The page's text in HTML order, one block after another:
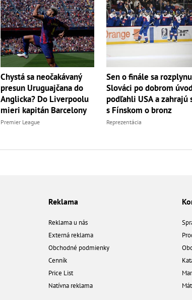
Chystá sa neočakávaný
presun Uruguajčana do
Anglicka? Do Liverpoolu
mieri kapitán Barcelony
Premier League
Sen o finále sa
Slováci po dobrom
podľahli USA a zahrajú
s Fínskom o bronz
Reprezentácia
Reklama
Reklama u nás
Externá reklama
Obchodné podmienky
Cenník
Price List
Natívna reklama